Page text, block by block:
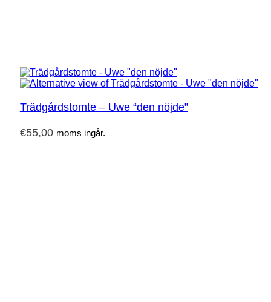
Trädgårdstomte – Uwe “den nöjde”
€55,00 moms ingår.